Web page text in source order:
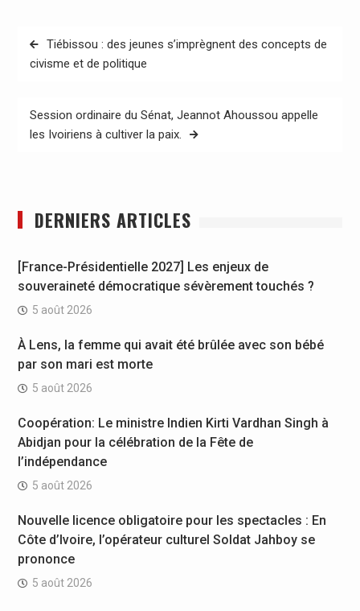
Navigation
de
Tiébissou : des jeunes s’imprègnent des concepts de
civisme et de politique
Session ordinaire du Sénat, Jeannot Ahoussou appelle
les Ivoiriens à cultiver la paix.
DERNIERS ARTICLES
[France-Présidentielle 2027] Les enjeux de
souveraineté démocratique sévèrement touchés ?
5 août 2026
À Lens, la femme qui avait été brûlée avec son bébé
par son mari est morte
5 août 2026
Coopération: Le ministre Indien Kirti Vardhan Singh à
Abidjan pour la célébration de la Fête de
l’indépendance
5 août 2026
Nouvelle licence obligatoire pour les spectacles : En
Côte d’Ivoire, l’opérateur culturel Soldat Jahboy se
prononce
5 août 2026